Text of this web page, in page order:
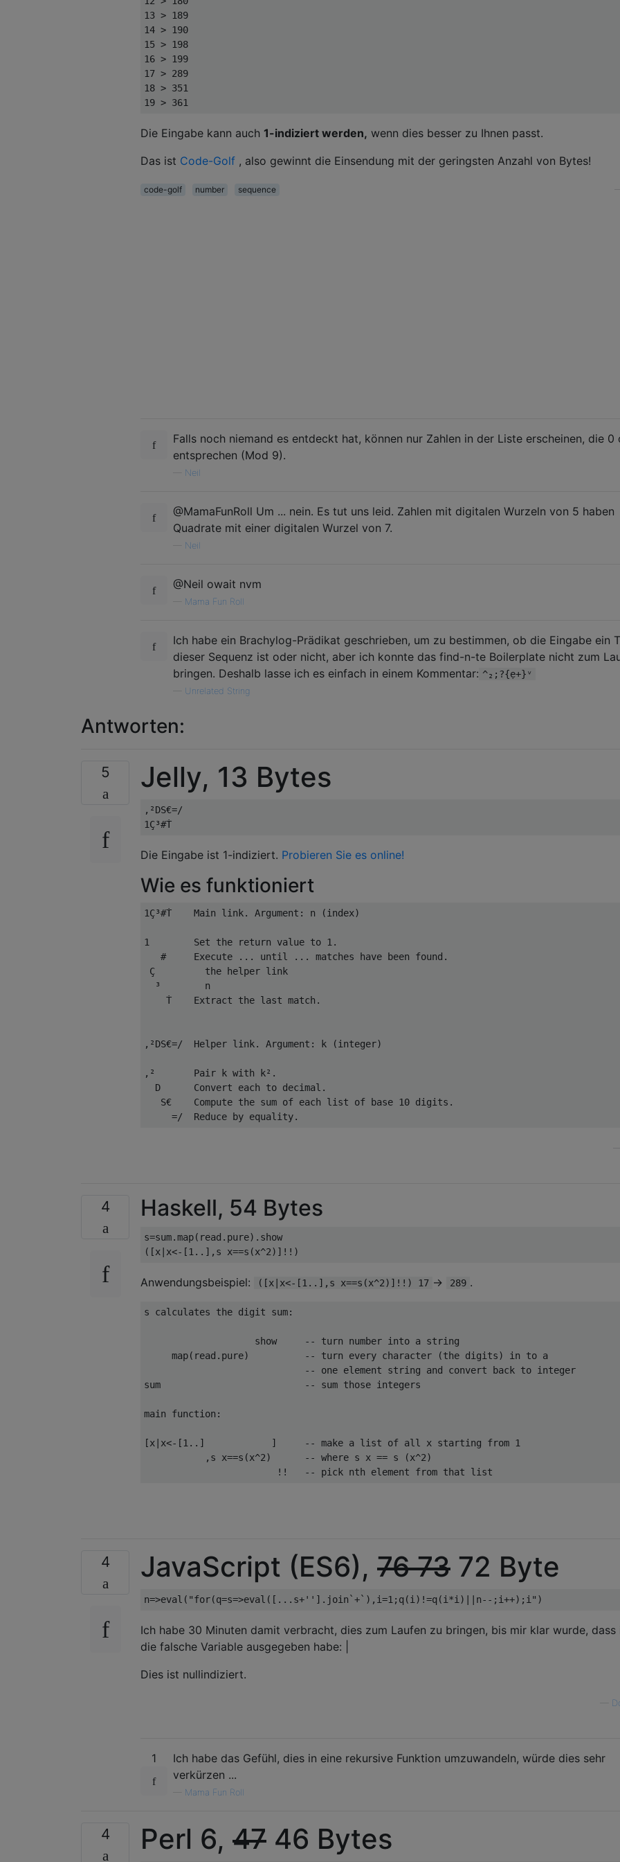
13 > 189
14 > 190
15 > 198
16 > 199
17 > 289
18 > 351
Die Eingabe kann auch 1-indiziert werden, wenn dies besser zu Ihnen passt.
Das ist Code-Golf , also gewinnt die Einsendung mit der geringsten Anzahl von Bytes!
code-golf number sequence
Falls noch niemand es entdeckt hat, können nur Zahlen in der Liste erscheinen, die 0
entsprechen (Mod 9).
Neil
@MamaFunRoll Um ... nein. Es tut uns leid. Zahlen mit digitalen Wurzeln von 5 haben
Quadrate mit einer digitalen Wurzel von 7.
Neil
@Neil owait nvm
Mama Fun Roll
Ich habe ein Brachylog-Prädikat geschrieben, um zu bestimmen, ob die Eingabe ein
dieser Sequenz ist oder nicht, aber ich konnte das find-n-te Boilerplate nicht zum
bringen. Deshalb lasse ich es einfach in einem Kommentar: ^₂;?{ẹ+}ᵛ
Unrelated String
Antworten:
5 Jelly, 13 Bytes
,²DS€=/
Die Eingabe ist 1-indiziert. Probieren Sie es online!
Wie es funktioniert
1Ç³#Ṫ    Main link. Argument: n (index)
1        Set the return value to 1.
   #     Execute ... until ... matches have been found.
Ç         the helper link
  ³        n
    Ṫ    Extract the last match.
,²DS€=/  Helper link. Argument: k (integer)
,²       Pair k with k².
  D      Convert each to decimal.
   S€    Compute the sum of each list of base 10 digits.
4 Haskell, 54 Bytes
s=sum.map(read.pure).show
Anwendungsbeispiel: ([x|x<-[1..],s x==s(x^2)]!!) 17 -> 289 .
s calculates the digit sum:
                    show     -- turn number into a string
     map(read.pure)          -- turn every character (the digits) in to a
                             -- one element string and convert back to integer
sum                          -- sum those integers
main function:
[x|x<-[1..]            ]     -- make a list of all x starting from 1
           ,s x==s(x^2)      -- where s x == s (x^2)
4 JavaScript (ES6), 76 73 72 Byte
Ich habe 30 Minuten damit verbracht, dies zum Laufen zu bringen, bis mir klar wurde, dass
die falsche Variable ausgegeben habe: |
Dies ist nullindiziert.
1
Ich habe das Gefühl, dies in eine rekursive Funktion umzuwandeln, würde dies sehr
verkürzen ...
Mama Fun Roll
4 Perl 6, 47 46 Bytes